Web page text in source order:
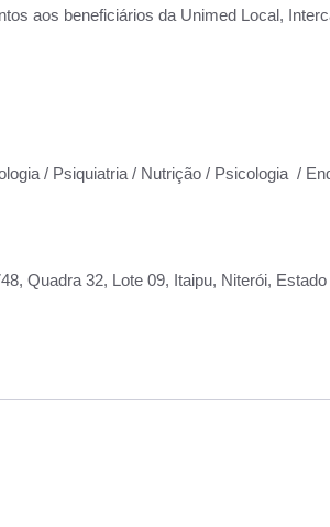
aos beneficiários da Unimed Local,
/ Psiquiatria / Nutrição / Psicologia /
Quadra 32, Lote 09, Itaipu, Niterói,